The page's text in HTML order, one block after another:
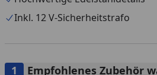
Inkl. 12 V-Sicherheitstrafo
Empfohlenes Zubehör